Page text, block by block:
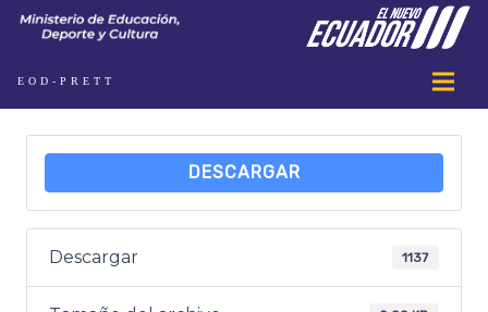
EOD-PRETT
DESCARGAR
Descargar 1137